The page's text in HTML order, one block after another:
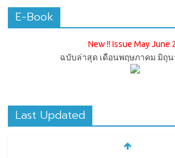
E-Book
New !! Issue May June
ฉบับล่าสุด เดือนพฤษภาคม มิถุน
Last Updated